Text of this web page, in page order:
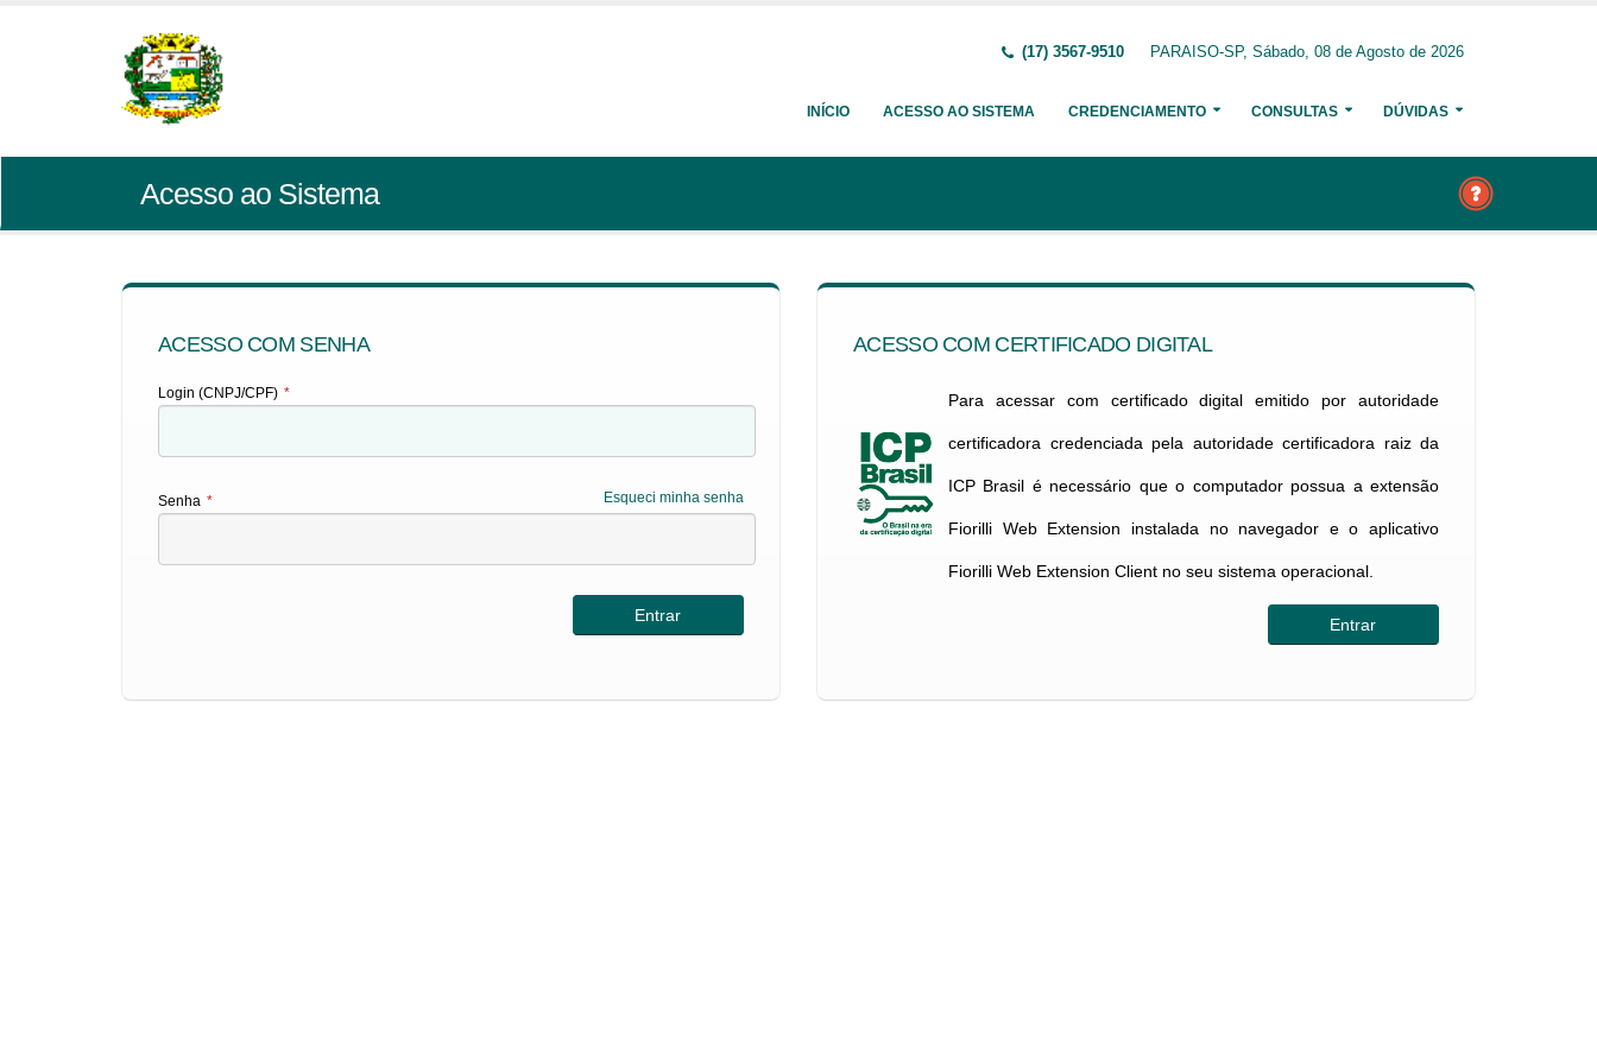
(17) 3567-9510 PARAISO-SP, Sábado, 08 de Agosto de 2026
INÍCIO ACESSO AO SISTEMA CREDENCIAMENTO CONSULTAS DÚVIDAS
Acesso ao Sistema
ACESSO COM SENHA
Login (CNPJ/CPF) *
Esqueci minha senha
Senha *
ACESSO COM CERTIFICADO DIGITAL
Para acessar com certificado digital emitido por autoridade
certificadora credenciada pela autoridade certificadora raiz da
ICP Brasil é necessário que o computador possua a extensão
Fiorilli Web Extension instalada no navegador e o aplicativo
Fiorilli Web Extension Client no seu sistema operacional.